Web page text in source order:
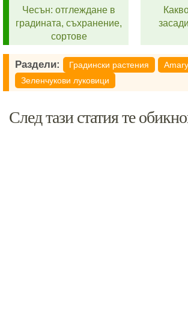
Чесън: отглеждане в
градината, съхранение,
сортове
Раздели: Градински растения
Зеленчукови луковици
След тази статия те